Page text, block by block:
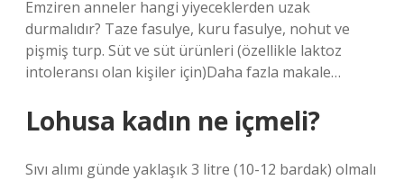
Emziren anneler hangi yiyeceklerden uzak
durmalıdır? Taze fasulye, kuru fasulye, nohut ve
pişmiş turp. Süt ve süt ürünleri (özellikle laktoz
intoleransı olan kişiler için)Daha fazla makale…
Lohusa kadın ne içmeli?
Sıvı alımı günde yaklaşık 3 litre (10-12 bardak) olmalı